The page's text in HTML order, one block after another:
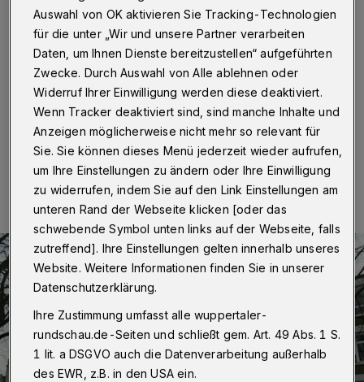
Ende Januar finden die ersten
Anmeldetermine für die weiterführenden Schulen statt.
Online gibt es nun eine Übersicht über die
entsprechenden Angebote.
Eine Minute Lesezeit
Auswahl von OK aktivieren Sie Tracking-Technologien
für die unter „Wir und unsere Partner verarbeiten
Daten, um Ihnen Dienste bereitzustellen“ aufgeführten
Zwecke. Durch Auswahl von Alle ablehnen oder
Widerruf Ihrer Einwilligung werden diese deaktiviert.
Wenn Tracker deaktiviert sind, sind manche Inhalte und
Anzeigen möglicherweise nicht mehr so relevant für
Sie. Sie können dieses Menü jederzeit wieder aufrufen,
um Ihre Einstellungen zu ändern oder Ihre Einwilligung
zu widerrufen, indem Sie auf den Link Einstellungen am
unteren Rand der Webseite klicken [oder das
schwebende Symbol unten links auf der Webseite, falls
zutreffend]. Ihre Einstellungen gelten innerhalb unseres
Website. Weitere Informationen finden Sie in unserer
Datenschutzerklärung.
Ihre Zustimmung umfasst alle wuppertaler-
rundschau.de-Seiten und schließt gem. Art. 49 Abs. 1 S.
1 lit. a DSGVO auch die Datenverarbeitung außerhalb
des EWR, z.B. in den USA ein.